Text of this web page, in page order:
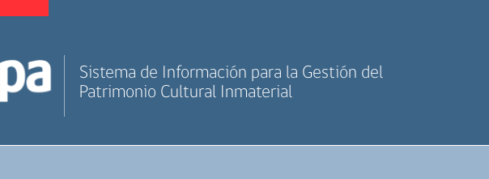
Sistema de Información para la Gestión del
Patrimonio Cultural Inmaterial